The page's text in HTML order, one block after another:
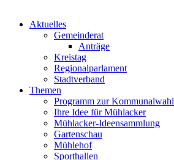
Aktuelles
Gemeinderat
Anträge
Kreistag
Regionalparlament
Stadtverband
Themen
Programm zur Kommunalwahl
Ihre Idee für Mühlacker
Mühlacker-Ideensammlung
Gartenschau
Mühlehof
Sporthallen